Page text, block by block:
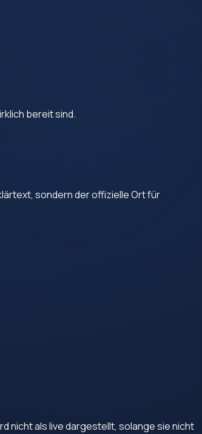
bereit sind.
sondern der offizielle Ort für
nicht als live dargestellt, solange sie nicht